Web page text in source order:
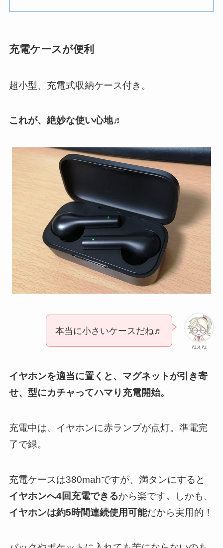
充電ケースが便利
超小型、充電式収納ケース付き。
これが、絶妙な使い心地♬
ねえね
本当に小さいケースだね♬
イヤホンを適当に置くと、マグネットが引き寄
せ、型にカチャってハマり充電開始。
充電中は、イヤホンに赤ランプが点灯。準電完
了で緑。
充電ケースは380mahですが、満タンにすると
イヤホンへ4回充電できるから楽です。しかも、
イヤホンは約5時間連続使用可能だから実用的！